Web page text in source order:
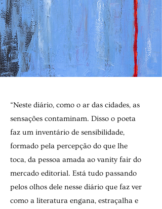
“Neste diário, como o ar das cidades, as
sensações conta­minam. Disso o poeta
faz um inventário de sensibilidade,
formado pela percepção do que lhe
toca, da pessoa amada ao vanity fair do
mercado editorial. Está tudo passando
pelos olhos dele nesse diário que faz ver
como a literatura engana, estraçalha e